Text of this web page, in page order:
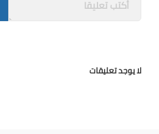
لا يوجد تعليقات